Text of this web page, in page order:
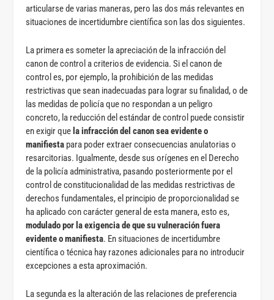
articularse de varias maneras, pero las dos más relevantes en
situaciones de incertidumbre científica son las dos siguientes.
La primera es someter la apreciación de la infracción del
canon de control a criterios de evidencia. Si el canon de
control es, por ejemplo, la prohibición de las medidas
restrictivas que sean inadecuadas para lograr su finalidad, o de
las medidas de policía que no respondan a un peligro
concreto, la reducción del estándar de control puede consistir
en exigir que la infracción del canon sea evidente o
manifiesta para poder extraer consecuencias anulatorias o
resarcitorias. Igualmente, desde sus orígenes en el Derecho
de la policía administrativa, pasando posteriormente por el
control de constitucionalidad de las medidas restrictivas de
derechos fundamentales, el principio de proporcionalidad se
ha aplicado con carácter general de esta manera, esto es,
modulado por la exigencia de que su vulneración fuera
evidente o manifiesta. En situaciones de incertidumbre
científica o técnica hay razones adicionales para no introducir
excepciones a esta aproximación.
La segunda es la alteración de las relaciones de preferencia